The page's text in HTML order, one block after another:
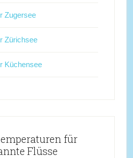
Zugersee
Zürichsee
Küchensee
für
Flüsse